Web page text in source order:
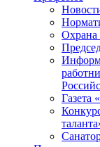
Охрана